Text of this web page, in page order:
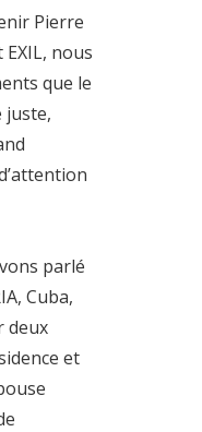
Pierre
nous
que le
juste,
parlé
Cuba,
deux
et